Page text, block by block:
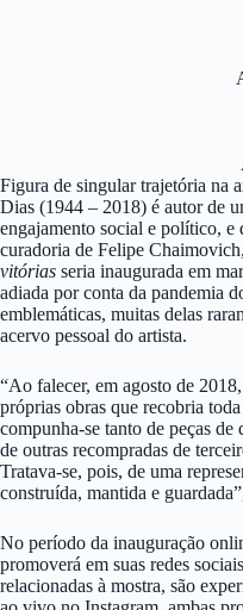
Figura de singular trajetória na
Dias (1944 – 2018) é autor de
engajamento social e político, e
curadoria de Felipe
vitórias seria inaugurada em
adiada por conta da pandemia
emblemáticas, muitas delas
acervo pessoal do artista.
“Ao falecer, em agosto de
próprias obras que recobria
compunha-se tanto de peças
de outras recompradas de
Tratava-se, pois, de uma
construída, mantida e
No período da inauguração
promoverá em suas redes
relacionadas à mostra, são